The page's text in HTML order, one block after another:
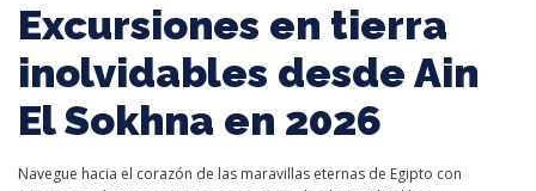
Excursiones en tierra
inolvidables desde Ain
El Sokhna en 2026
Navegue hacia el corazón de las maravillas eternas de Egipto con